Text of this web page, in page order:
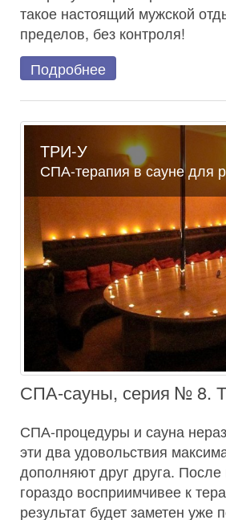
такое настоящий мужской
пределов, без контроля!
Подробнее
ТРИ-У
СПА-терапия в сауне для
СПА-сауны, серия № 8.
СПА-процедуры и сауна
эти два удовольствия
дополняют друг друга. После
гораздо восприимчивее к
результат будет заметен уже